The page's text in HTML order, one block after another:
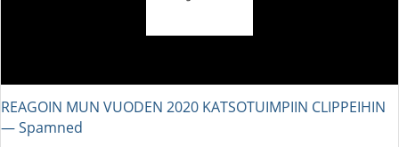
REAGOIN MUN VUODEN 2020 KATSOTUIMPIIN CLIPPEIHIN
― Spamned